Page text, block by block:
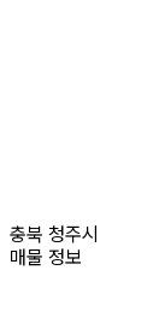
충북 청주시
매물 정보